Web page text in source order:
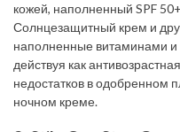
кожей, наполненный SPF
Солнцезащитный крем и
наполненные витаминами и
действуя как
недостатков в одобренном
ночном креме.